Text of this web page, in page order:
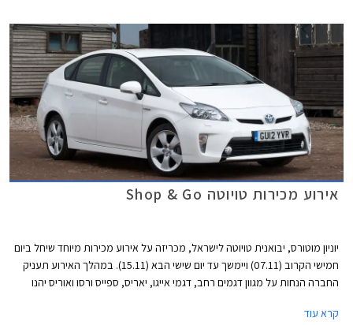
אירוע מכירות טויוטה Shop & Go
יוניון מוטורס, יבואנית טויוטה לישראל, מכריזה על אירוע מכירות מיוחד שיחל ביום
חמישי הקרוב (07.11) ויימשך עד יום שישי הבא (15.11). במהלך האירוע תעניק
החברה הנחות על מגוון דגמים רחב, דגמי אייגו, יאריס, ספייס ורסו ואוריס יהנו
אוונסיס וראב 4 ייהנו מהנחות של עד 7,000 ₪.
קרא עוד